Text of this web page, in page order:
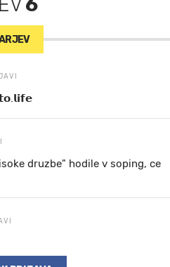
druzbe" hodile v soping, ce